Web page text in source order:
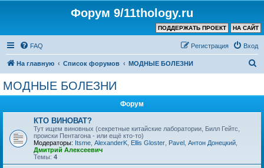
Форум 9/11thology.ru
НА САЙТ
ПОДДЕРЖАТЬ ПРОЕКТ
FAQ Вход
Регистрация
На главную Список форумов МОДНЫЕ БОЛЕЗНИ
МОДНЫЕ БОЛЕЗНИ
Форум
КТО ВИНОВАТ?
Тут ищем виновных (секретные китайские лаборатории, Билл Гейтс,
происки Пентагона - или ещё кто-то)
Модераторы: Itsme AlexanderK Ellis Gloster Pavel Антон Донецкий
Дмитрий Алексеевич
Темы: 4